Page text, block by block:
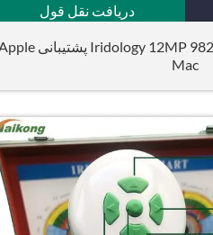
دریافت نقل قول
Maikong بهترین دوربین Iridology 12MP 9822U پشتیبانی Apple
Mac